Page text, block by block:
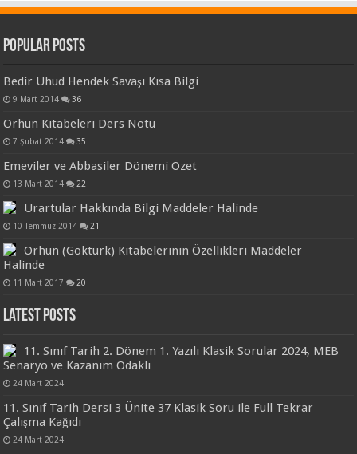
Popular Posts
Bedir Uhud Hendek Savaşı Kısa Bilgi
9 Mart 2014 36
Orhun Kitabeleri Ders Notu
7 Şubat 2014 35
Emeviler ve Abbasiler Dönemi Özet
13 Mart 2014 22
Urartular Hakkında Bilgi Maddeler Halinde
10 Temmuz 2014 21
Orhun (Göktürk) Kitabelerinin Özellikleri Maddeler
Halinde
11 Mart 2017 20
Latest Posts
11. Sınıf Tarih 2. Dönem 1. Yazılı Klasik Sorular 2024, MEB
Senaryo ve Kazanım Odaklı
24 Mart 2024
11. Sınıf Tarih Dersi 3 Ünite 37 Klasik Soru ile Full Tekrar
Çalışma Kağıdı
24 Mart 2024